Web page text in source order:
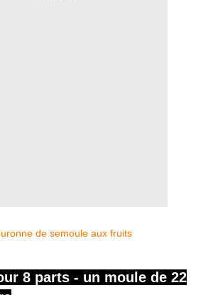
8 parts - un moule de 22